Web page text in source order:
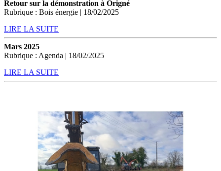
Retour sur la démonstration à Origné
Rubrique : Bois énergie | 18/02/2025
LIRE LA SUITE
Mars 2025
Rubrique : Agenda | 18/02/2025
LIRE LA SUITE